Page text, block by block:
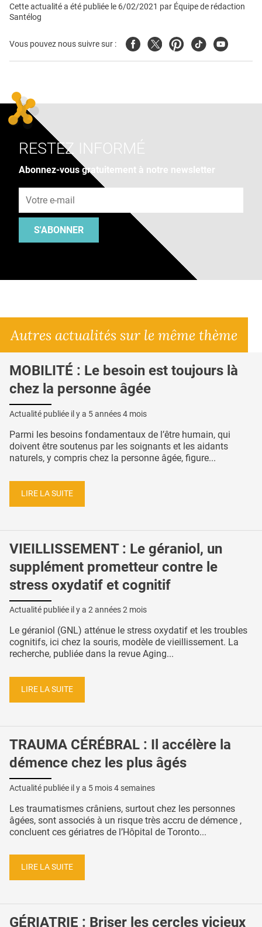
Cette actualité a été publiée le 6/02/2021 par Équipe de rédaction
Santélog
Vous pouvez nous suivre sur : FacebookTwitterPinterest
TiktokYoutube
RESTEZ INFORMÉ
Abonnez-vous gratuitement à notre newsletter
S'ABONNER
Autres actualités sur le même thème
MOBILITÉ : Le besoin est toujours là
chez la personne âgée
Actualité publiée il y a 5 années 4 mois
Parmi les besoins fondamentaux de l’être humain, qui
doivent être soutenus par les soignants et les aidants
naturels, y compris chez la personne âgée, figure...
LIRE LA SUITE
VIEILLISSEMENT : Le géraniol, un
supplément prometteur contre le
stress oxydatif et cognitif
Actualité publiée il y a 2 années 2 mois
Le géraniol (GNL) atténue le stress oxydatif et les troubles
cognitifs, ici chez la souris, modèle de vieillissement. La
recherche, publiée dans la revue Aging...
LIRE LA SUITE
TRAUMA CÉRÉBRAL : Il accélère la
démence chez les plus âgés
Actualité publiée il y a 5 mois 4 semaines
Les traumatismes crâniens, surtout chez les personnes
âgées, sont associés à un risque très accru de démence ,
concluent ces gériatres de l’Hôpital de Toronto...
LIRE LA SUITE
GÉRIATRIE : Briser les cercles vicieux